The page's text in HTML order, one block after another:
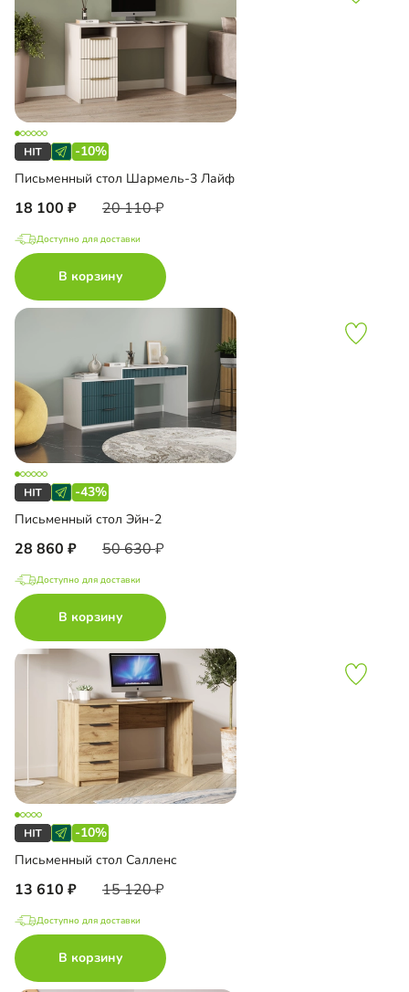
-10%
Письменный стол Шармель-3 Лайф
18 100 20 110
Доступно для доставки
В корзину
-43%
Письменный стол Эйн-2
28 860 50 630
Доступно для доставки
В корзину
-10%
Письменный стол Салленс
13 610 15 120
Доступно для доставки
В корзину